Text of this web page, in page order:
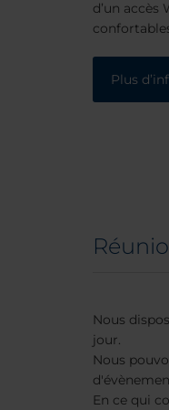
d’un
Plus
Nous
jour.
Nous
En ce qui